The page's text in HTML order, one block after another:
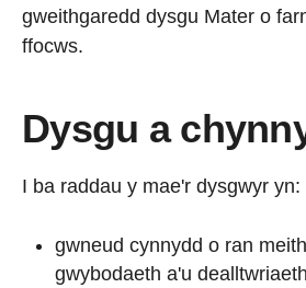
gweithgaredd dysgu Mater o
ffocws.
Dysgu a
I ba raddau y mae'r dysgwyr yn:
gwneud cynnydd o ran
gwybodaeth a'u dealltwriaeth